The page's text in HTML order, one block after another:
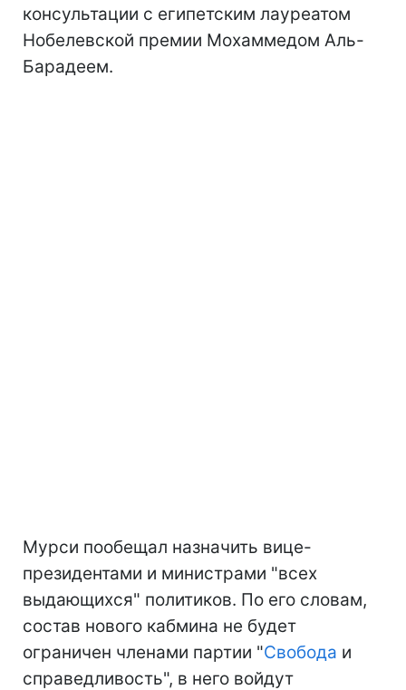
консультации с египетским лауреатом
Нобелевской премии Мохаммедом Аль-
Барадеем.
Мурси пообещал назначить вице-
президентами и министрами "всех
выдающихся" политиков. По его словам,
состав нового кабмина не будет
ограничен членами партии "Свобода и
справедливость", в него войдут